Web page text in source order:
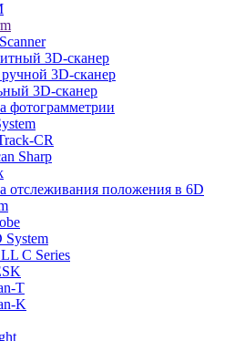
3D-сканер
3D-сканер
3D-сканер
фотограмметрии
CR
Sharp
отслеживания положения в 6D
System
C Series
T
K